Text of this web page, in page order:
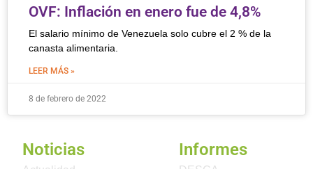
OVF: Inflación en enero fue de 4,8%
El salario mínimo de Venezuela solo cubre el 2 % de la
canasta alimentaria.
LEER MÁS »
8 de febrero de 2022
Noticias Informes